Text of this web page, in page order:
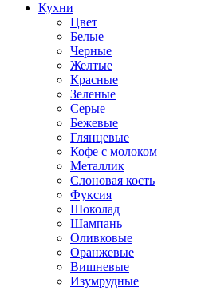
Кухни
Цвет
Белые
Черные
Желтые
Красные
Зеленые
Серые
Бежевые
Глянцевые
Кофе с молоком
Металлик
Слоновая кость
Фуксия
Шоколад
Шампань
Оливковые
Оранжевые
Вишневые
Изумрудные